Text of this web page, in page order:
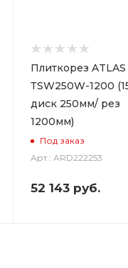
Плиткорез ATLAS
ТSW250W-1200
диск 250мм/ рез
1200мм)
Под заказ
Арт.: ARD222253
52 143 руб.